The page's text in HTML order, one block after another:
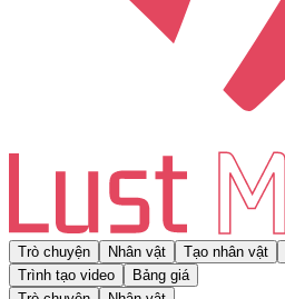
Trò chuyện Nhân vật Tạo nhân vật
Trình tạo video
Bảng giá